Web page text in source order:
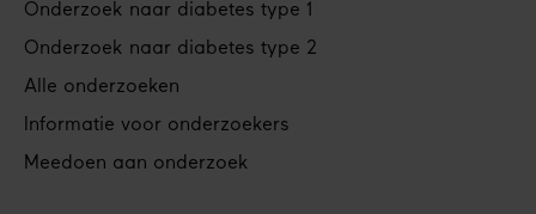
Onderzoek naar diabetes type 1
Onderzoek naar diabetes type 2
Alle onderzoeken
Informatie voor onderzoekers
Meedoen aan onderzoek